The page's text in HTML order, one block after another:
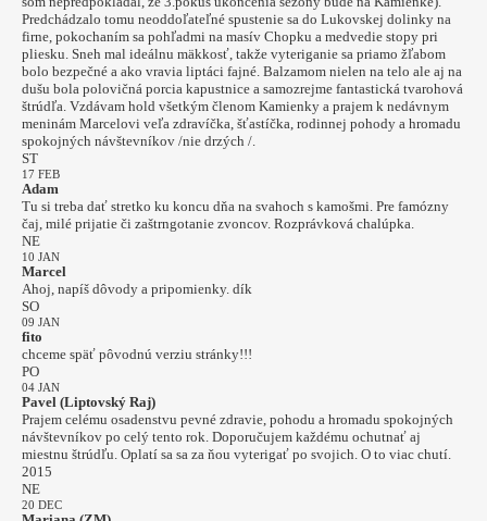
Predchádzalo tomu neoddoľateľné spustenie sa do Lukovskej dolinky na
firne, pokochaním sa pohľadmi na masív Chopku a medvedie stopy pri
pliesku. Sneh mal ideálnu mäkkosť, takže vyteriganie sa priamo žľabom
bolo bezpečné a ako vravia liptáci fajné. Balzamom nielen na telo ale aj na
dušu bola polovičná porcia kapustnice a samozrejme fantastická tvarohová
štrúdľa. Vzdávam hold všetkým členom Kamienky a prajem k nedávnym
meninám Marcelovi veľa zdravíčka, šťastíčka, rodinnej pohody a hromadu
spokojných návštevníkov /nie drzých /.
ST
17 FEB
Adam
Tu si treba dať stretko ku koncu dňa na svahoch s kamošmi. Pre famózny
čaj, milé prijatie či zaštrngotanie zvoncov. Rozprávková chalúpka.
NE
10 JAN
Marcel
Ahoj, napíš dôvody a pripomienky. dík
SO
09 JAN
fito
chceme späť pôvodnú verziu stránky!!!
PO
04 JAN
Pavel (Liptovský Raj)
Prajem celému osadenstvu pevné zdravie, pohodu a hromadu spokojných
návštevníkov po celý tento rok. Doporučujem každému ochutnať aj
miestnu štrúdľu. Oplatí sa sa za ňou vyterigať po svojich. O to viac chutí.
2015
NE
20 DEC